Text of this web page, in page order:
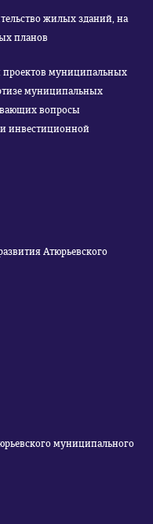
жилых зданий, на
планов
проектов муниципальных
муниципальных
вопросы
инвестиционной
Атюрьевского
муниципального